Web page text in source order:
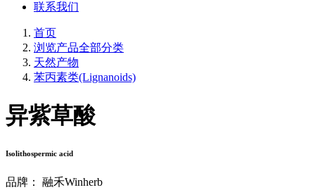
联系我们
首页
浏览产品全部分类
天然产物
苯丙素类(Lignanoids)
异紫草酸
Isolithospermic acid
品牌：
融禾Winherb